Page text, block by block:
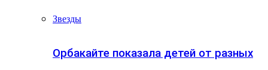
Звезды
Орбакайте показала детей от разных